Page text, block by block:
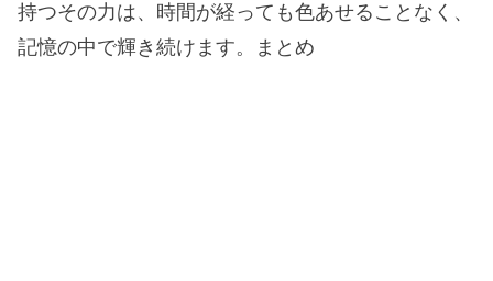
持つその力は、時間が経っても色あせることなく、
記憶の中で輝き続けます。まとめ